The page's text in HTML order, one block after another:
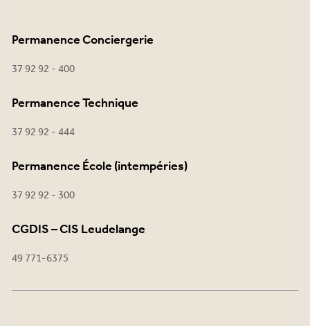
Permanence Conciergerie
37 92 92 - 400
Permanence Technique
37 92 92 - 444
Permanence École (intempéries)
37 92 92 - 300
CGDIS – CIS Leudelange
49 771-6375